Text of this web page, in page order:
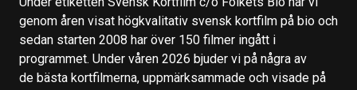
genom åren visat högkvalitativ svensk kortfilm på bio och
sedan starten 2008 har över 150 filmer ingått i
programmet. Under våren 2026 bjuder vi på några av
de bästa kortfilmerna, uppmärksammade och visade på